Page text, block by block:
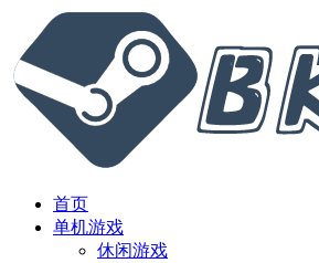
首页
单机游戏
休闲游戏